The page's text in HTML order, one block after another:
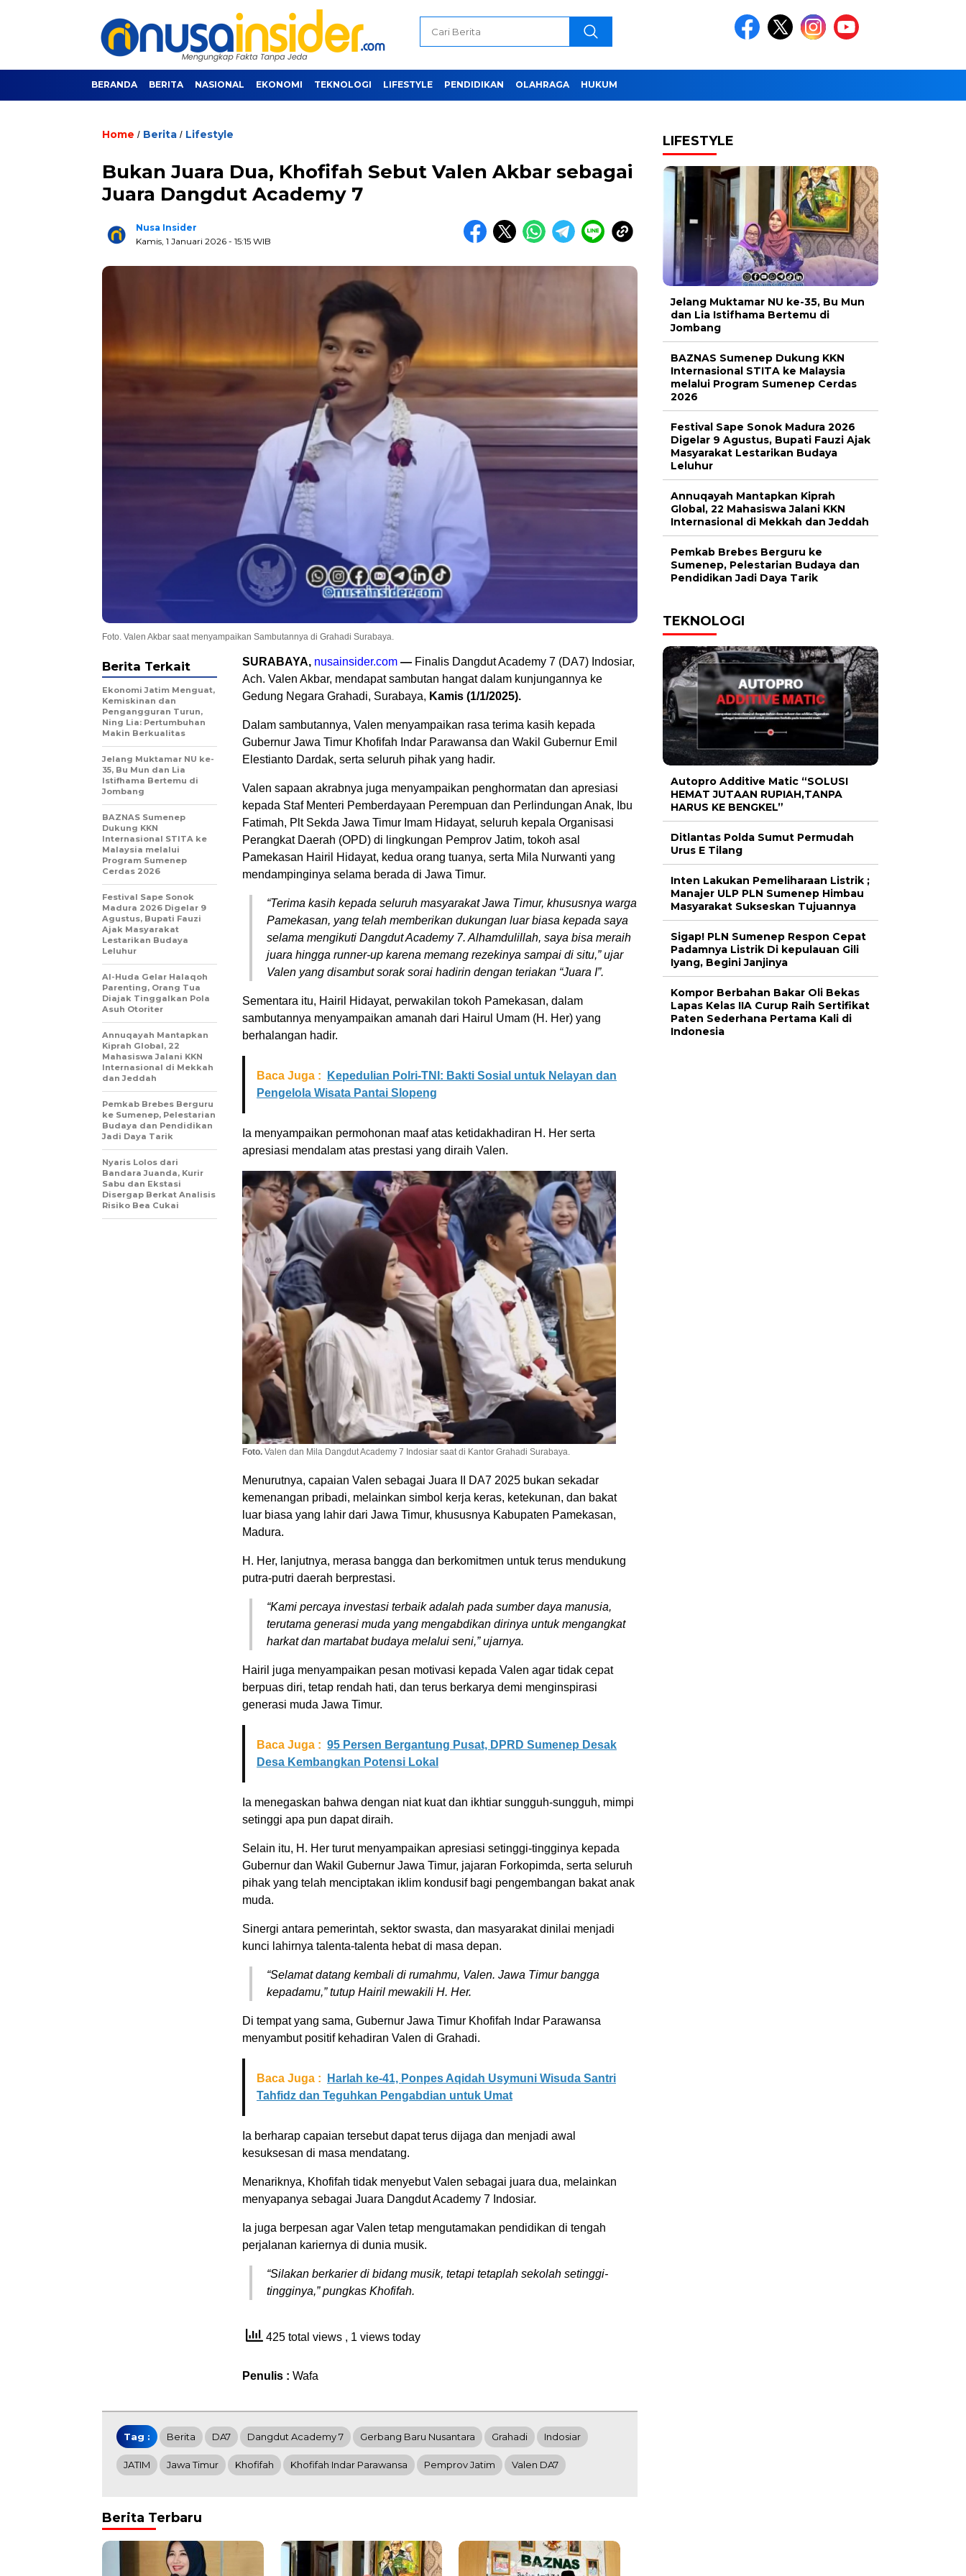
BERANDA BERITA NASIONAL EKONOMI TEKNOLOGI LIFESTYLE PENDIDIKAN OLAHRAGA HUKUM
Home / Berita / Lifestyle
Bukan Juara Dua, Khofifah Sebut Valen Akbar sebagai
Juara Dangdut Academy 7
Nusa Insider
Kamis, 1 Januari 2026 - 15:15 WIB
Foto. Valen Akbar saat menyampaikan Sambutannya di Grahadi Surabaya.
SURABAYA, nusainsider.com — Finalis Dangdut Academy 7 (DA7) Indosiar,
Ach. Valen Akbar, mendapat sambutan hangat dalam kunjungannya ke
Gedung Negara Grahadi, Surabaya, Kamis (1/1/2025).
Dalam sambutannya, Valen menyampaikan rasa terima kasih kepada
Gubernur Jawa Timur Khofifah Indar Parawansa dan Wakil Gubernur Emil
Elestianto Dardak, serta seluruh pihak yang hadir.
Valen sapaan akrabnya juga menyampaikan penghormatan dan apresiasi
kepada Staf Menteri Pemberdayaan Perempuan dan Perlindungan Anak, Ibu
Fatimah, Plt Sekda Jawa Timur Imam Hidayat, seluruh kepala Organisasi
Perangkat Daerah (OPD) di lingkungan Pemprov Jatim, tokoh asal
Pamekasan Hairil Hidayat, kedua orang tuanya, serta Mila Nurwanti yang
mendampinginya selama berada di Jawa Timur.
“Terima kasih kepada seluruh masyarakat Jawa Timur, khususnya warga
Pamekasan, yang telah memberikan dukungan luar biasa kepada saya
selama mengikuti Dangdut Academy 7. Alhamdulillah, saya bisa meraih
juara hingga runner-up karena memang rezekinya sampai di situ,” ujar
Valen yang disambut sorak sorai hadirin dengan teriakan “Juara I”.
Sementara itu, Hairil Hidayat, perwakilan tokoh Pamekasan, dalam
sambutannya menyampaikan amanah dari Hairul Umam (H. Her) yang
berhalangan hadir.
Baca Juga :
Kepedulian Polri-TNI: Bakti Sosial untuk Nelayan dan
Pengelola Wisata Pantai Slopeng
Ia menyampaikan permohonan maaf atas ketidakhadiran H. Her serta
apresiasi mendalam atas prestasi yang diraih Valen.
Foto. Valen dan Mila Dangdut Academy 7 Indosiar saat di Kantor Grahadi Surabaya.
Menurutnya, capaian Valen sebagai Juara II DA7 2025 bukan sekadar
kemenangan pribadi, melainkan simbol kerja keras, ketekunan, dan bakat
luar biasa yang lahir dari Jawa Timur, khususnya Kabupaten Pamekasan,
Madura.
H. Her, lanjutnya, merasa bangga dan berkomitmen untuk terus mendukung
putra-putri daerah berprestasi.
“Kami percaya investasi terbaik adalah pada sumber daya manusia,
terutama generasi muda yang mengabdikan dirinya untuk mengangkat
harkat dan martabat budaya melalui seni,” ujarnya.
Hairil juga menyampaikan pesan motivasi kepada Valen agar tidak cepat
berpuas diri, tetap rendah hati, dan terus berkarya demi menginspirasi
generasi muda Jawa Timur.
Baca Juga : 95 Persen Bergantung Pusat, DPRD Sumenep Desak
Desa Kembangkan Potensi Lokal
Ia menegaskan bahwa dengan niat kuat dan ikhtiar sungguh-sungguh, mimpi
setinggi apa pun dapat diraih.
Selain itu, H. Her turut menyampaikan apresiasi setinggi-tingginya kepada
Gubernur dan Wakil Gubernur Jawa Timur, jajaran Forkopimda, serta seluruh
pihak yang telah menciptakan iklim kondusif bagi pengembangan bakat anak
muda.
Sinergi antara pemerintah, sektor swasta, dan masyarakat dinilai menjadi
kunci lahirnya talenta-talenta hebat di masa depan.
“Selamat datang kembali di rumahmu, Valen. Jawa Timur bangga
kepadamu,” tutup Hairil mewakili H. Her.
Di tempat yang sama, Gubernur Jawa Timur Khofifah Indar Parawansa
menyambut positif kehadiran Valen di Grahadi.
Baca Juga :
Harlah ke-41, Ponpes Aqidah Usymuni Wisuda Santri
Tahfidz dan Teguhkan Pengabdian untuk Umat
Ia berharap capaian tersebut dapat terus dijaga dan menjadi awal
kesuksesan di masa mendatang.
Menariknya, Khofifah tidak menyebut Valen sebagai juara dua, melainkan
menyapanya sebagai Juara Dangdut Academy 7 Indosiar.
Ia juga berpesan agar Valen tetap mengutamakan pendidikan di tengah
perjalanan kariernya di dunia musik.
“Silakan berkarier di bidang musik, tetapi tetaplah sekolah setinggi-
tingginya,” pungkas Khofifah.
425 total views , 1 views today
Penulis : Wafa
Berita Terkait
Ekonomi Jatim Menguat,
Kemiskinan dan
Pengangguran Turun,
Ning Lia: Pertumbuhan
Makin Berkualitas
Jelang Muktamar NU ke-
35, Bu Mun dan Lia
Istifhama Bertemu di
Jombang
BAZNAS Sumenep
Dukung KKN
Internasional STITA ke
Malaysia melalui
Program Sumenep
Cerdas 2026
Festival Sape Sonok
Madura 2026 Digelar 9
Agustus, Bupati Fauzi
Ajak Masyarakat
Lestarikan Budaya
Leluhur
Al-Huda Gelar Halaqoh
Parenting, Orang Tua
Diajak Tinggalkan Pola
Asuh Otoriter
Annuqayah Mantapkan
Kiprah Global, 22
Mahasiswa Jalani KKN
Internasional di Mekkah
dan Jeddah
Pemkab Brebes Berguru
ke Sumenep, Pelestarian
Budaya dan Pendidikan
Jadi Daya Tarik
Nyaris Lolos dari
Bandara Juanda, Kurir
Sabu dan Ekstasi
Disergap Berkat Analisis
Risiko Bea Cukai
Tag : Berita DA7 Dangdut Academy 7 Gerbang Baru Nusantara Grahadi Indosiar
JATIM Jawa Timur Khofifah Khofifah Indar Parawansa Pemprov Jatim Valen DA7
Berita Terbaru
LIFESTYLE
Jelang Muktamar NU ke-35, Bu Mun
dan Lia Istifhama Bertemu di
Jombang
BAZNAS Sumenep Dukung KKN
Internasional STITA ke Malaysia
melalui Program Sumenep Cerdas
2026
Festival Sape Sonok Madura 2026
Digelar 9 Agustus, Bupati Fauzi Ajak
Masyarakat Lestarikan Budaya
Leluhur
Annuqayah Mantapkan Kiprah
Global, 22 Mahasiswa Jalani KKN
Internasional di Mekkah dan Jeddah
Pemkab Brebes Berguru ke
Sumenep, Pelestarian Budaya dan
Pendidikan Jadi Daya Tarik
TEKNOLOGI
Autopro Additive Matic “SOLUSI
HEMAT JUTAAN RUPIAH,TANPA
HARUS KE BENGKEL”
Ditlantas Polda Sumut Permudah
Urus E Tilang
Inten Lakukan Pemeliharaan Listrik ;
Manajer ULP PLN Sumenep Himbau
Masyarakat Sukseskan Tujuannya
Sigap! PLN Sumenep Respon Cepat
Padamnya Listrik Di kepulauan Gili
Iyang, Begini Janjinya
Kompor Berbahan Bakar Oli Bekas
Lapas Kelas IIA Curup Raih Sertifikat
Paten Sederhana Pertama Kali di
Indonesia